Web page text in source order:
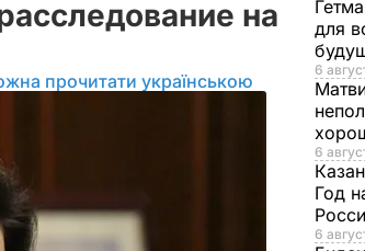
на
прочитати українською
для
6
6
Год
6